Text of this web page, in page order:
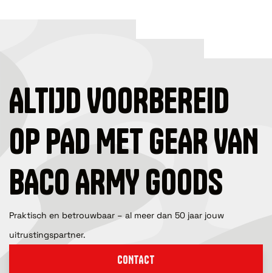
ALTIJD VOORBEREID
OP PAD MET GEAR VAN
BACO ARMY GOODS
Praktisch en betrouwbaar – al meer dan 50 jaar jouw
uitrustingspartner.
CONTACT